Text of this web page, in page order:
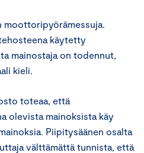
moottoripyörämessuja.
käytetty
mainostaja on todennut,
kieli.
toteaa, että
olevista mainoksista käy
Piipitysäänen osalta
välttämättä tunnista, että